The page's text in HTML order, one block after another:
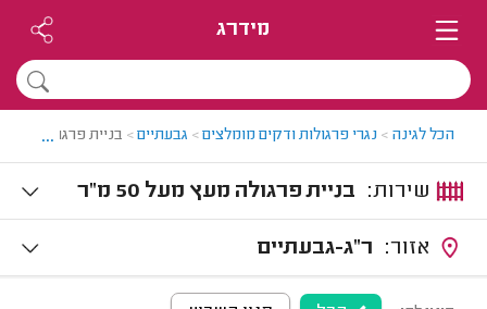
מידרג
הכל לגינה > נגרי פרגולות ודקים מומלצים> גבעתיים> בניית פרגולה
...
בניית פרגולה מעץ מעל 50 מ"ר
ר"ג-גבעתיים